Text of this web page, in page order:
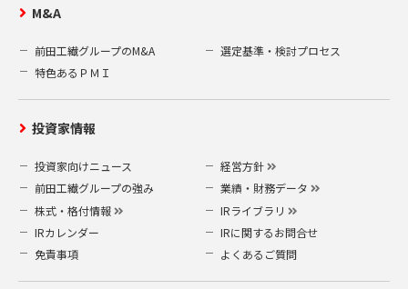
M&A
前田工繊グループのM&A
選定基準・検討プロセス
特色あるＰＭＩ
投資家情報
投資家向けニュース
経営方針
前田工繊グループの強み
業績・財務データ
株式・格付情報
IRライブラリ
IRカレンダー
IRに関するお問合せ
免責事項
よくあるご質問